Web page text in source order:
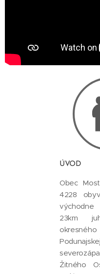
ÚVOD
Obec
4228
23km
Žitného